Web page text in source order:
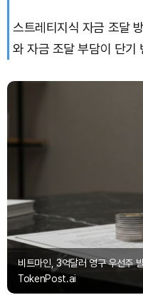
스트레티지식 자금 조달
와 자금 조달 부담이 단기
비트마인, 3억달러 영구 우선주
TokenPost.ai